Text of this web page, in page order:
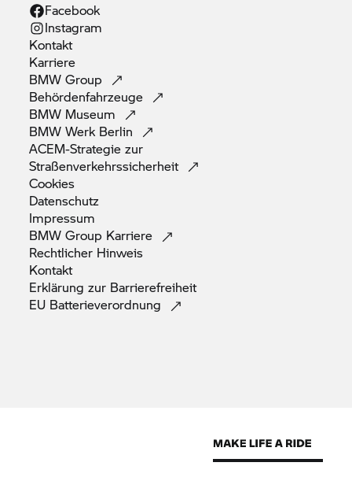
Facebook
Instagram
Kontakt
Karriere
BMWGroup
Behördenfahrzeuge
BMW Museum
BMW Werk Berlin
ACEM-Strategie zur
Straßenverkehrssicherheit
Cookies
Datenschutz
Impressum
BMW Group Karriere
Rechtlicher Hinweis
Kontakt
Erklärung zur Barrierefreiheit
EU Batterieverordnung